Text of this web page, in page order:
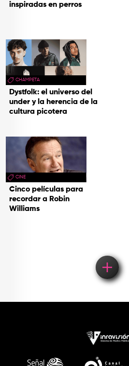
inspiradas en perros
CHAMPETA
Dystfolk: el universo del
under y la herencia de la
cultura picotera
CINE
Cinco películas para
recordar a Robin
Williams